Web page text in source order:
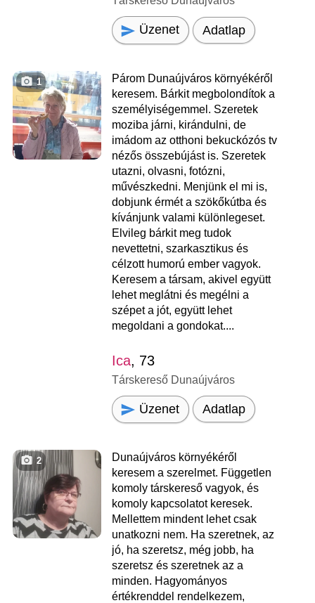
Üzenet Adatlap
1
Párom Dunaújváros környékéről
keresem. Bárkit megbolondítok a
személyiségemmel. Szeretek
moziba járni, kirándulni, de
imádom az otthoni bekuckózós tv
nézős összebújást is. Szeretek
utazni, olvasni, fotózni,
művészkedni. Menjünk el mi is,
dobjunk érmét a szökőkútba és
kívánjunk valami különlegeset.
Elvileg bárkit meg tudok
nevettetni, szarkasztikus és
célzott humorú ember vagyok.
Keresem a társam, akivel együtt
lehet meglátni és megélni a
szépet a jót, együtt lehet
megoldani a gondokat....
Ica, 73
Társkereső Dunaújváros
Üzenet Adatlap
2
Dunaújváros környékéről
keresem a szerelmet. Független
komoly társkereső vagyok, és
komoly kapcsolatot keresek.
Mellettem mindent lehet csak
unatkozni nem. Ha szeretnek, az
jó, ha szeretsz, még jobb, ha
szeretsz és szeretnek az a
minden. Hagyományos
értékrenddel rendelkezem,